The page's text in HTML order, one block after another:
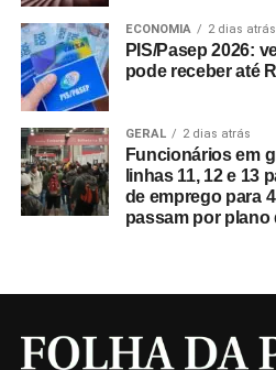
ECONOMIA 2 dias atrás
PIS/Pasep 2026:
pode receber até
GERAL 2 dias atrás
Funcionários em
linhas 11, 12 e 13
de emprego para
passam por plano